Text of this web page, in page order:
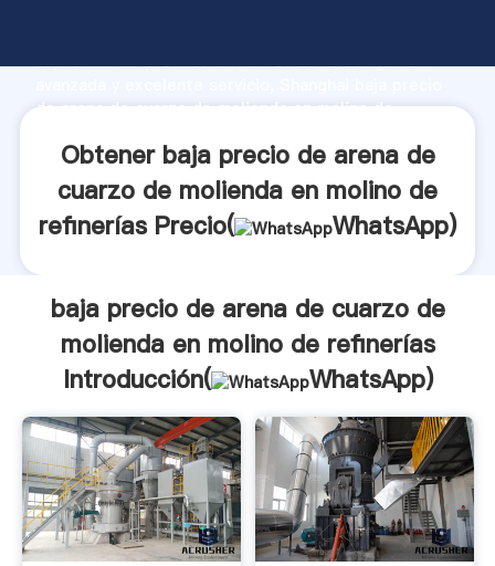
capacidad de producción, fuerza de investigación
de arena de cuarzo de molienda en molino de
todos los clientes.
Obtener baja precio de arena de
cuarzo de molienda en molino de
refinerías Precio(
WhatsApp)
baja precio de arena de cuarzo de
molienda en molino de refinerías
Introducción(
WhatsApp)